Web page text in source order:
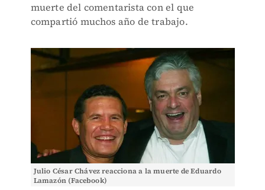
muerte del comentarista con el que
compartió muchos año de trabajo.
Julio César Chávez reacciona a la muerte de Eduardo
Lamazón (Facebook)